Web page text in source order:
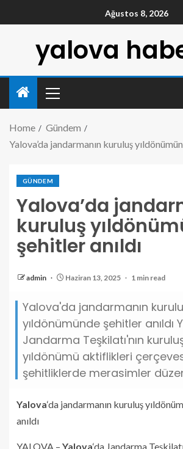
Ağustos 8, 2026
yalova
Home
Gündem
Yalova’da jandarmanın kuruluş
GÜNDEM
Yalova’da
kuruluş
şehitler anıldı
admin Haziran 13, 2025 1 min read
Yalova'da jandarmanın
yıldönümünde şehitler anıldı
Jandarma Teşkilatı'nın
yıldönümü aktiflikleri
şehitliklerde merasimler
Yalova‘da jandarmanın kuruluş
anıldı
YALOVA – Yalova‘da Jandarma